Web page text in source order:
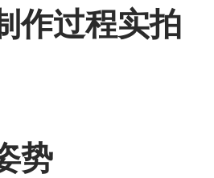
作过程实拍
势